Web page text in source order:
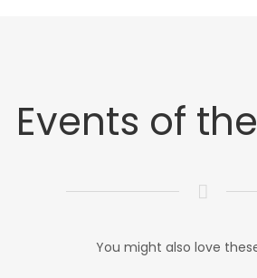
Events of
You might also love